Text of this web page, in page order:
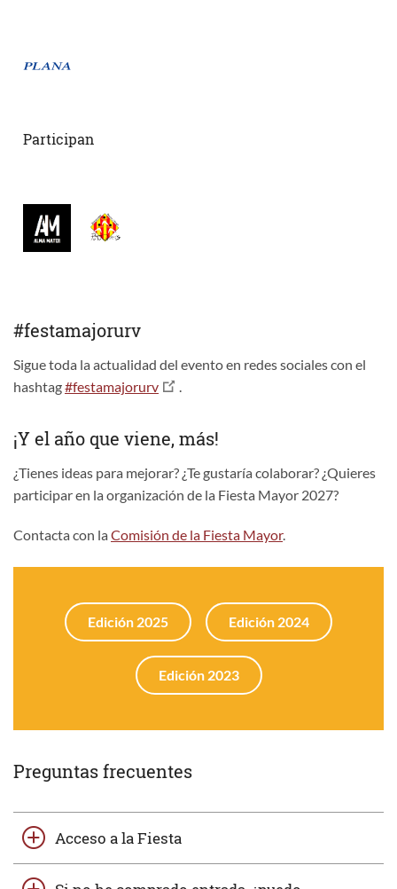
Participan
#festamajorurv
Sigue toda la actualidad del evento en redes sociales con el
hashtag#festamajorurv
¡Y el año que viene, más!
¿Tienes ideas para mejorar? ¿Te gustaría colaborar? ¿Quieres
participar en la organización de la Fiesta Mayor 2027?
Contacta con la Comisión de la Fiesta Mayor.
Edición 2025 Edición 2024
Edición 2023
Preguntas frecuentes
Acceso a la Fiesta